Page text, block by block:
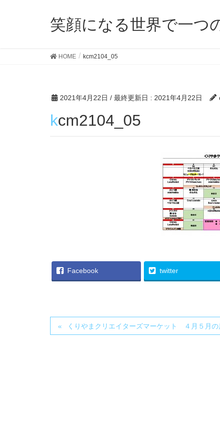
笑顔になる世界で一つ
HOME kcm2104_05
2021年4月22日 / 最終更新日 : 2021年4月22日
kcm2104_05
Facebook twitter
くりやまクリエイターズマーケット ４月５月の